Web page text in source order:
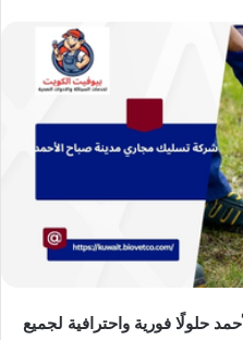
حلولًا فورية واحترافية لجميع